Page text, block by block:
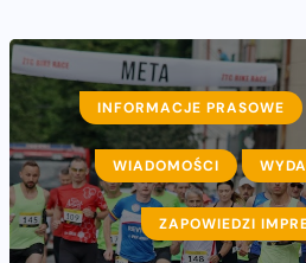
INFORMACJE PRASOWE
WIADOMOŚCI
ZAPOWIEDZI